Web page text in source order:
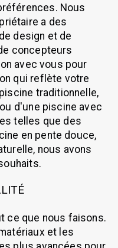
Nous
a des
design et de
concepteurs
avec vous pour
qui reflète votre
traditionnelle,
d'une piscine avec
telles que des
en pente douce,
nous avons
ce que nous faisons.
et les